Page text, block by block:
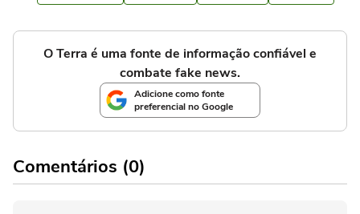
O Terra é uma fonte de informação confiável e
combate fake news.
Adicione como fonte
preferencial no Google
Comentários (0)